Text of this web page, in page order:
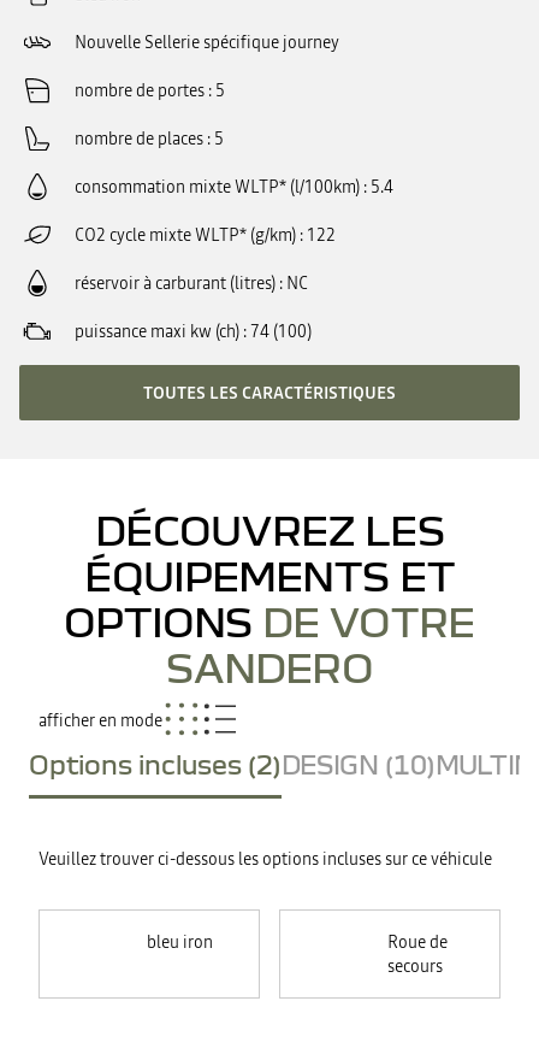
Nouvelle Sellerie spécifique journey
nombre de portes 5
nombre de places 5
consommation mixte WLTP* (l/100km) 5.4
CO2 cycle mixte WLTP* (g/km) 122
réservoir à carburant (litres) NC
puissance maxi kw (ch) 74 (100)
TOUTES LES CARACTÉRISTIQUES
DÉCOUVREZ LES
ÉQUIPEMENTS ET
OPTIONS DE VOTRE
SANDERO
afficher en mode
Options incluses (2)DESIGN (10)
Veuillez trouver ci-dessous les options incluses sur ce véhicule
bleu iron
Roue de
secours